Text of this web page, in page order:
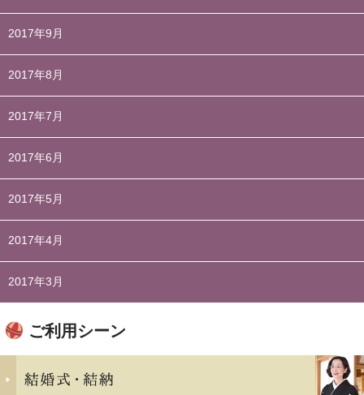
2017年9月
2017年8月
2017年7月
2017年6月
2017年5月
2017年4月
2017年3月
ご利用シーン